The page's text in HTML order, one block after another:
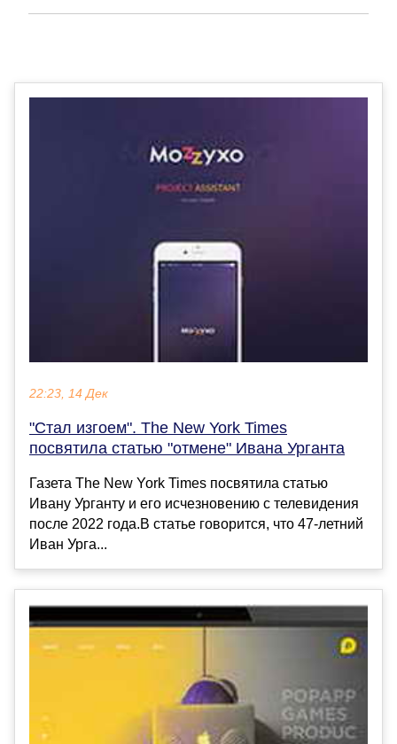
22:23, 14 Дек
"Стал изгоем". The New York Times
посвятила статью "отмене" Ивана Урганта
Газета The New York Times посвятила статью
Ивану Урганту и его исчезновению с телевидения
после 2022 года.В статье говорится, что 47-летний
Иван Урга...